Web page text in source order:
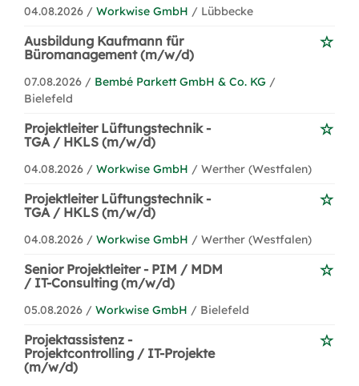
04.08.2026 / Workwise GmbH / Lübbecke
Ausbildung Kaufmann für
Büromanagement (m/w/d)
07.08.2026 / Bembé Parkett GmbH & Co. KG /
Bielefeld
Projektleiter Lüftungstechnik -
TGA / HKLS (m/w/d)
04.08.2026 / Workwise GmbH / Werther (Westfalen)
Projektleiter Lüftungstechnik -
TGA / HKLS (m/w/d)
04.08.2026 / Workwise GmbH / Werther (Westfalen)
Senior Projektleiter - PIM / MDM
/ IT-Consulting (m/w/d)
05.08.2026 / Workwise GmbH / Bielefeld
Projektassistenz -
Projektcontrolling / IT-Projekte
(m/w/d)